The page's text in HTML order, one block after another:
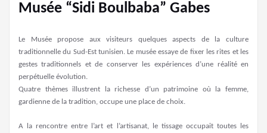
Musée “Sidi Boulbaba” Gabes
Le Musée propose aux visiteurs quelques aspects de la culture
traditionnelle du Sud-Est tunisien. Le musée essaye de fixer les rites et les
gestes traditionnels et de conserver les expériences d’une réalité en
perpétuelle évolution.
Quatre thèmes illustrent la richesse d’un patrimoine où la femme,
gardienne de la tradition, occupe une place de choix.
A la rencontre entre l’art et l’artisanat, le tissage occupait toutes les